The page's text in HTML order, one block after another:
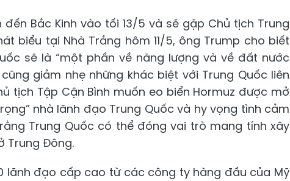
Bắc Kinh vào tối 13/5 và sẽ gặp Chủ tịch Trung
biểu tại Nhà Trắng hôm 11/5, ông Trump cho biết
sẽ là “một phần về năng lượng và về đất nước
giảm nhẹ những khác biệt với Trung Quốc liên
tịch Tập Cận Bình muốn eo biển Hormuz được mở
nhà lãnh đạo Trung Quốc và hy vọng tình cảm
Trung Quốc có thể đóng vai trò mang tính xây
Trung Đông.
lãnh đạo cấp cao từ các công ty hàng đầu của Mỹ